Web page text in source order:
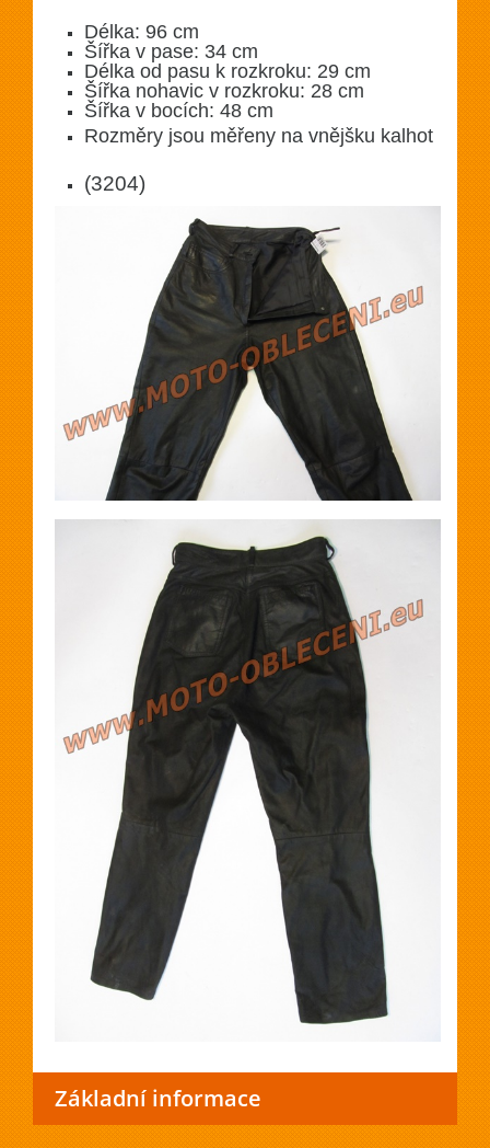
Délka: 96 cm
Šířka v pase: 34 cm
Délka od pasu k rozkroku: 29 cm
Šířka nohavic v rozkroku: 28 cm
Šířka v bocích: 48 cm
Rozměry jsou měřeny na vnějšku kalhot
(3204)
Základní informace